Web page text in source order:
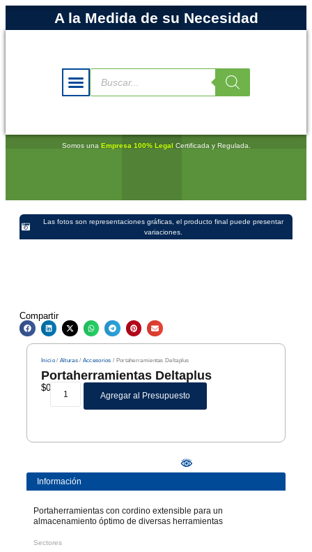
A la Medida de su Necesidad
Somos una Empresa 100% Legal Certificada y Regulada.
Las fotos son representaciones gráficas, el producto final puede presentar
variaciones.
Compartir
Inicio/ Alturas/ Accesorios / Portaherramientas Deltaplus
Portaherramientas Deltaplus
$0
Agregar al Presupuesto
Información
Portaherramientas con cordino extensible para un
almacenamiento óptimo de diversas herramientas
Sectores